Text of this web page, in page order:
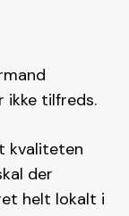
ikke tilfreds.
kvaliteten
der
helt lokalt i